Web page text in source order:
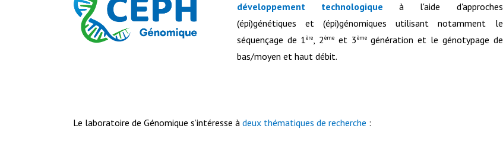
développement technologique
à l'aide d'approches
(épi)génétiques et (épi)génomiques utilisant notamment le
séquençage de 1ère, 2ème et 3èmegénération et le génotypage de
bas/moyen et haut débit.
Le laboratoire de Génomique s’intéresse à deux thématiques de recherche :